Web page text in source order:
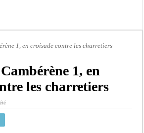
» : L’ONG 3D demande à l’OFNAC de
dissolution de l’Assemblée nationale
: pourquoi le parti Pastef demande une
2026 : L’ARCOP confirme le bien fondé de la
1, en croisade contre les charretiers
1, en
les charretiers